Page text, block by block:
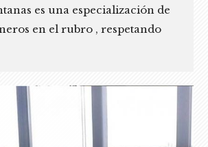
es una especialización de
en el rubro , respetando